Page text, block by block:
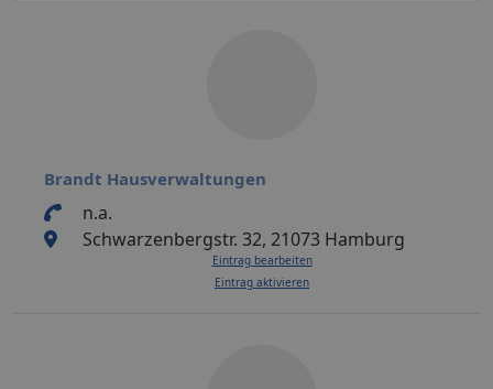
Brandt Hausverwaltungen
n.a.
Schwarzenbergstr. 32, 21073 Hamburg
Eintrag bearbeiten
Eintrag aktivieren